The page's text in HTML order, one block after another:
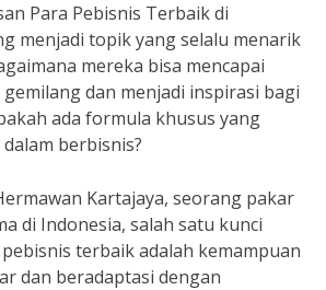
Para Pebisnis Terbaik di
menjadi topik yang selalu menarik
mereka bisa mencapai
dan menjadi inspirasi bagi
ada formula khusus yang
berbisnis?
Kartajaya, seorang pakar
di Indonesia, salah satu kunci
terbaik adalah kemampuan
dan beradaptasi dengan